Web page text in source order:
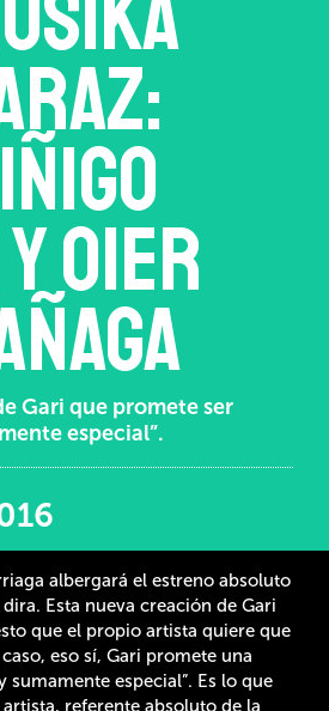
Oier
Gari que promete ser
especial”.
albergará el estreno absoluto
Esta nueva creación de Gari
que el propio artista quiere que
eso sí, Gari promete una
sumamente especial”. Es lo que
referente absoluto de la